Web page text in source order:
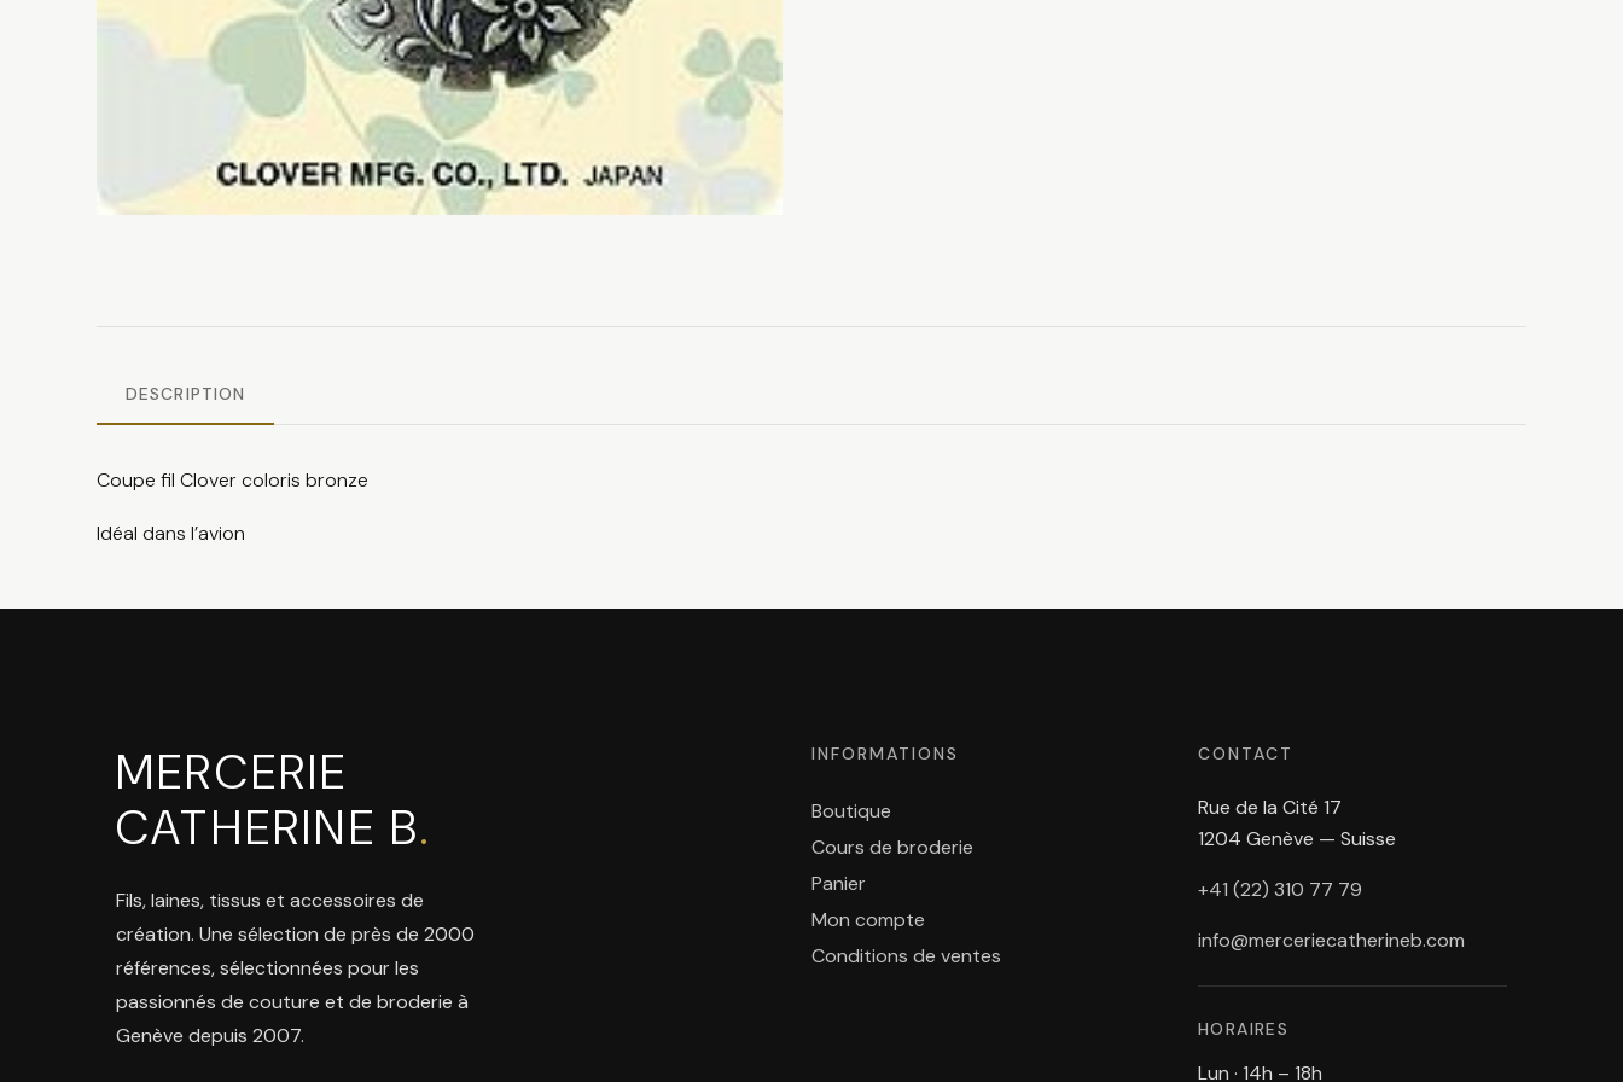
DESCRIPTION
Coupe fil Clover coloris bronze
Idéal dans l’avion
MERCERIE
CATHERINE B.
Fils, laines, tissus et accessoires de
création. Une sélection de près de 2000
références, sélectionnées pour les
passionnés de couture et de broderie à
Genève depuis 2007.
INFORMATIONS
Boutique
Cours de broderie
Panier
Mon compte
Conditions de ventes
CONTACT
Rue de la Cité 17
1204 Genève — Suisse
+41 (22) 310 77 79
info@merceriecatherineb.com
HORAIRES
Lun · 14h – 18h